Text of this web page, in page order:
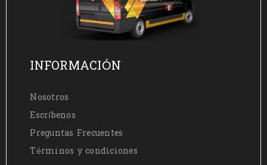
INFORMACIÓN
Nosotros
Escríbenos
Preguntas Frecuentes
Términos y condiciones